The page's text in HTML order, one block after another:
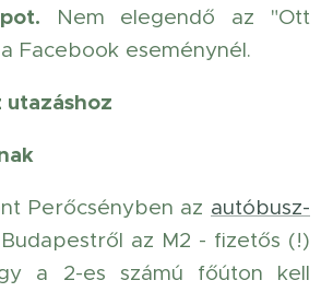
Nem elegendő az "Ott
Facebook eseménynél.
Perőcsényben az autóbusz-
az M2 - fizetős (!)
a 2-es számú főúton kell